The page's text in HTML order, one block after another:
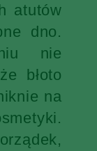
atutów
dno.
nie
błoto
na